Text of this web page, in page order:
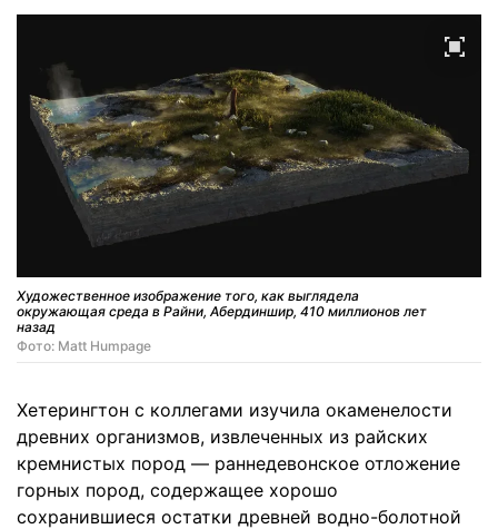
Художественное изображение того, как выглядела
окружающая среда в Райни, Абердиншир, 410 миллионов лет
назад
Фото: Matt Humpage
Хетерингтон с коллегами изучила окаменелости
древних организмов, извлеченных из райских
кремнистых пород — раннедевонское отложение
горных пород, содержащее хорошо
сохранившиеся остатки древней водно-болотной